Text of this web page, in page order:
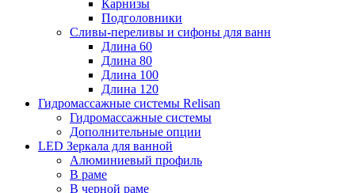
Карнизы
Подголовники
Сливы-переливы и сифоны для ванн
Длина 60
Длина 80
Длина 100
Длина 120
Гидромассажные системы Relisan
Гидромассажные системы
Дополнительные опции
LED Зеркала для ванной
Алюминиевый профиль
В раме
В черной раме